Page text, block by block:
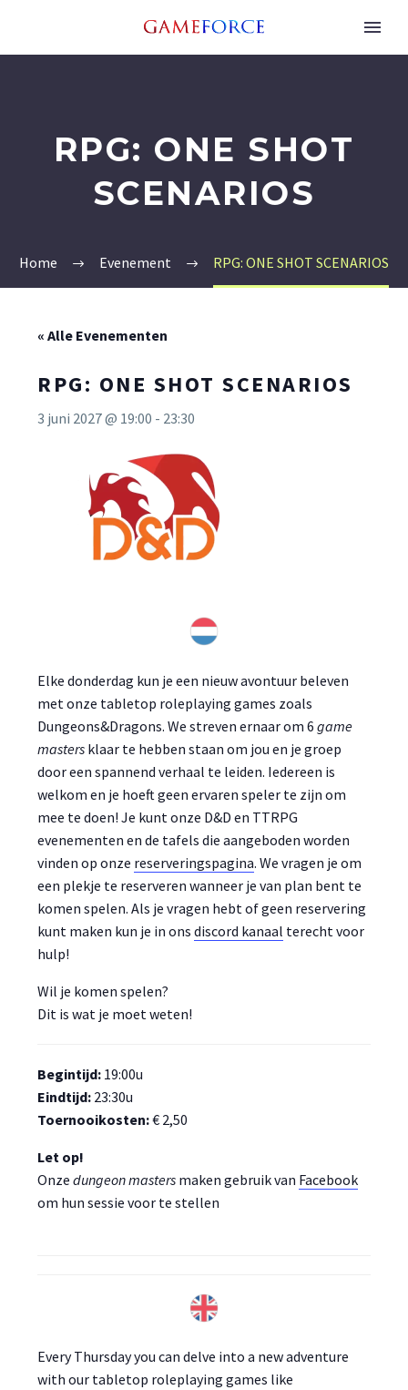
RPG: ONE SHOT
SCENARIOS
Home Evenement RPG: ONE SHOT SCENARIOS
« Alle Evenementen
RPG: ONE SHOT SCENARIOS
3 juni 2027 @ 19:00 - 23:30
Elke donderdag kun je een nieuw avontuur beleven
met onze tabletop roleplaying games zoals
Dungeons&Dragons. We streven ernaar om 6 game
masters klaar te hebben staan om jou en je groep
door een spannend verhaal te leiden. Iedereen is
welkom en je hoeft geen ervaren speler te zijn om
mee te doen! Je kunt onze D&D en TTRPG
evenementen en de tafels die aangeboden worden
vinden op onze reserveringspagina. We vragen je om
een plekje te reserveren wanneer je van plan bent te
komen spelen. Als je vragen hebt of geen reservering
kunt maken kun je in ons discord kanaal terecht voor
hulp!
Wil je komen spelen?
Dit is wat je moet weten!
Begintijd: 19:00u
Eindtijd: 23:30u
Toernooikosten:€ 2,50
Let op!
Onze dungeon masters maken gebruik van Facebook
om hun sessie voor te stellen
Every Thursday you can delve into a new adventure
with our tabletop roleplaying games like